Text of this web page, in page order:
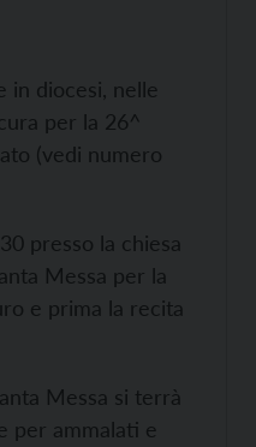
in diocesi, nelle
per la 26^
(vedi numero
presso la chiesa
Messa per la
e prima la recita
Messa si terrà
per ammalati e